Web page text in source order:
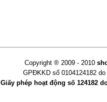
Copyright ® 2009 - 2010
GPĐKKD số 0104124182
Giấy phép hoạt động số 124182